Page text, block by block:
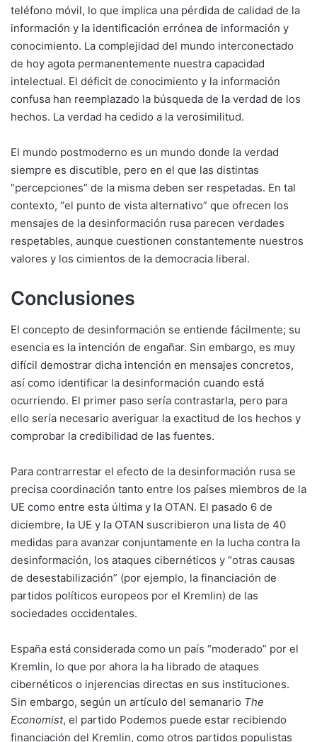
teléfono móvil, lo que implica una pérdida de calidad de la
información y la identificación errónea de información y
conocimiento. La complejidad del mundo interconectado
de hoy agota permanentemente nuestra capacidad
intelectual. El déficit de conocimiento y la información
confusa han reemplazado la búsqueda de la verdad de los
hechos. La verdad ha cedido a la verosimilitud.
El mundo postmoderno es un mundo donde la verdad
siempre es discutible, pero en el que las distintas
“percepciones” de la misma deben ser respetadas. En tal
contexto, “el punto de vista alternativo” que ofrecen los
mensajes de la desinformación rusa parecen verdades
respetables, aunque cuestionen constantemente nuestros
valores y los cimientos de la democracia liberal.
Conclusiones
El concepto de desinformación se entiende fácilmente; su
esencia es la intención de engañar. Sin embargo, es muy
difícil demostrar dicha intención en mensajes concretos,
así como identificar la desinformación cuando está
ocurriendo. El primer paso sería contrastarla, pero para
ello sería necesario averiguar la exactitud de los hechos y
comprobar la credibilidad de las fuentes.
Para contrarrestar el efecto de la desinformación rusa se
precisa coordinación tanto entre los países miembros de la
UE como entre esta última y la OTAN. El pasado 6 de
diciembre, la UE y la OTAN suscribieron una lista de 40
medidas para avanzar conjuntamente en la lucha contra la
desinformación, los ataques cibernéticos y “otras causas
de desestabilización” (por ejemplo, la financiación de
partidos políticos europeos por el Kremlin) de las
sociedades occidentales.
España está considerada como un país “moderado” por el
Kremlin, lo que por ahora la ha librado de ataques
cibernéticos o injerencias directas en sus instituciones.
Sin embargo, según un artículo del semanario The
Economist, el partido Podemos puede estar recibiendo
financiación del Kremlin, como otros partidos populistas